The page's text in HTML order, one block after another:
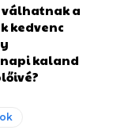
a
kedvenc
kaland